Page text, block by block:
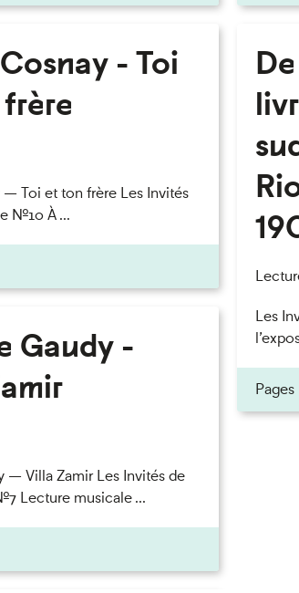
- Toi
— Toi et ton frère Les Invités
n°10 À ...
Gaudy -
— Villa Zamir Les Invités de
Lecture musicale ...
Les
Pages